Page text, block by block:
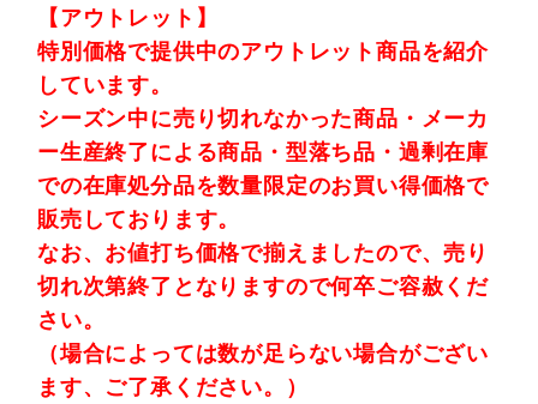
【アウトレット】
特別価格で提供中のアウトレット商品を紹介
しています。
シーズン中に売り切れなかった商品・メーカ
ー生産終了による商品・型落ち品・過剰在庫
での在庫処分品を数量限定のお買い得価格で
販売しております。
なお、お値打ち価格で揃えましたので、売り
切れ次第終了となりますので何卒ご容赦くだ
さい。
（場合によっては数が足らない場合がござい
ます、ご了承ください。）